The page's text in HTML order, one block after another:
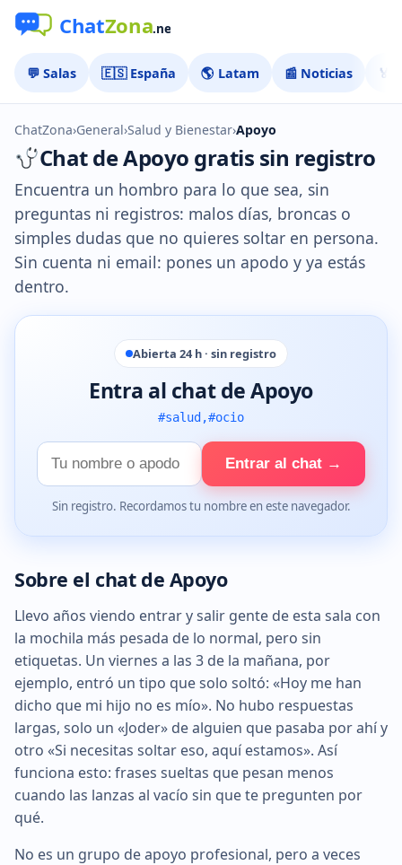
💬 Salas 🇪🇸 España 🌎 Latam 📰 Noticias 🏅
ChatZona›General›Salud y Bienestar›Apoyo
Chat de Apoyo gratis sin registro
Encuentra un hombro para lo que sea, sin
preguntas ni registros: malos días, broncas o
simples dudas que no quieres soltar en persona.
Sin cuenta ni email: pones un apodo y ya estás
dentro.
Abierta 24 h · sin registro
Entra al chat de Apoyo
#salud,#ocio
Tu
nombre
Entrar al chat →
Sin registro. Recordamos tu nombre en este navegador.
Sobre el chat de Apoyo
Llevo años viendo entrar y salir gente de esta sala con
la mochila más pesada de lo normal, pero sin
etiquetas. Un viernes a las 3 de la mañana, por
ejemplo, entró un tipo que solo soltó: «Hoy me han
dicho que mi hijo no es mío». No hubo respuestas
largas, solo un «Joder» de alguien que pasaba por ahí y
otro «Si necesitas soltar eso, aquí estamos». Así
funciona esto: frases sueltas que pesan menos
cuando las lanzas al vacío sin que te pregunten por
qué.
No es un grupo de apoyo profesional, pero a veces